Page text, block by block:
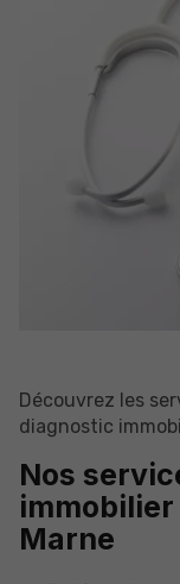
Découvrez les
diagnostic
Nos
Marne